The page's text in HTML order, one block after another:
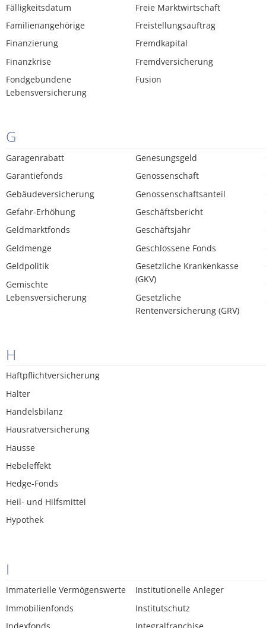
Fälligkeitsdatum
Familienangehörige
Finanzierung
Finanzkrise
Fondgebundene
Lebensversicherung
Freie Marktwirtschaft
Freistellungsauftrag
Fremdkapital
Fremdversicherung
Fusion
G
Garagenrabatt
Garantiefonds
Gebäudeversicherung
Gefahr-Erhöhung
Geldmarktfonds
Geldmenge
Geldpolitik
Gemischte
Lebensversicherung
Genesungsgeld
Genossenschaft
Genossenschaftsanteil
Geschäftsbericht
Geschäftsjahr
Geschlossene Fonds
Gesetzliche Krankenkasse
(GKV)
Gesetzliche
Rentenversicherung (GRV)
H
Haftpflichtversicherung
Halter
Handelsbilanz
Hausratversicherung
Hausse
Hebeleffekt
Hedge-Fonds
Heil- und Hilfsmittel
Hypothek
I
Immaterielle Vermögenswerte
Immobilienfonds
Institutionelle Anleger
Institutschutz